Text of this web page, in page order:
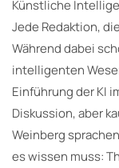
Künstliche
Jede Redaktion,
Während dabei
intelligenten
Einführung der KI
Diskussion, aber
Weinberg
es wissen muss: